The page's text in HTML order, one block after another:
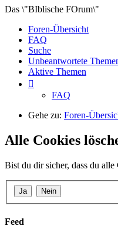
Das \"BIblische FOrum\"
Foren-Übersicht
FAQ
Suche
Unbeantwortete
Aktive Themen
FAQ
Gehe zu: Foren-
Alle Cookies
Bist du dir sicher, dass du
Feed